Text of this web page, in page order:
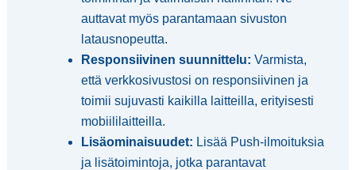
auttavat myös parantamaan sivuston
latausnopeutta.
Responsiivinen suunnittelu: Varmista,
että verkkosivustosi on responsiivinen ja
toimii sujuvasti kaikilla laitteilla, erityisesti
mobiililaitteilla.
Lisäominaisuudet: Lisää Push-ilmoituksia
ja lisätoimintoja, jotka parantavat